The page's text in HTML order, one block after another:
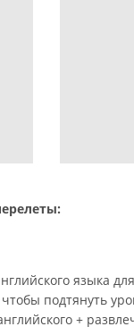
языка
подтянуть
+